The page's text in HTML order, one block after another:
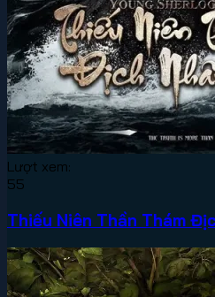
Lượt xem:
55
Thiếu Niên Thần Thám